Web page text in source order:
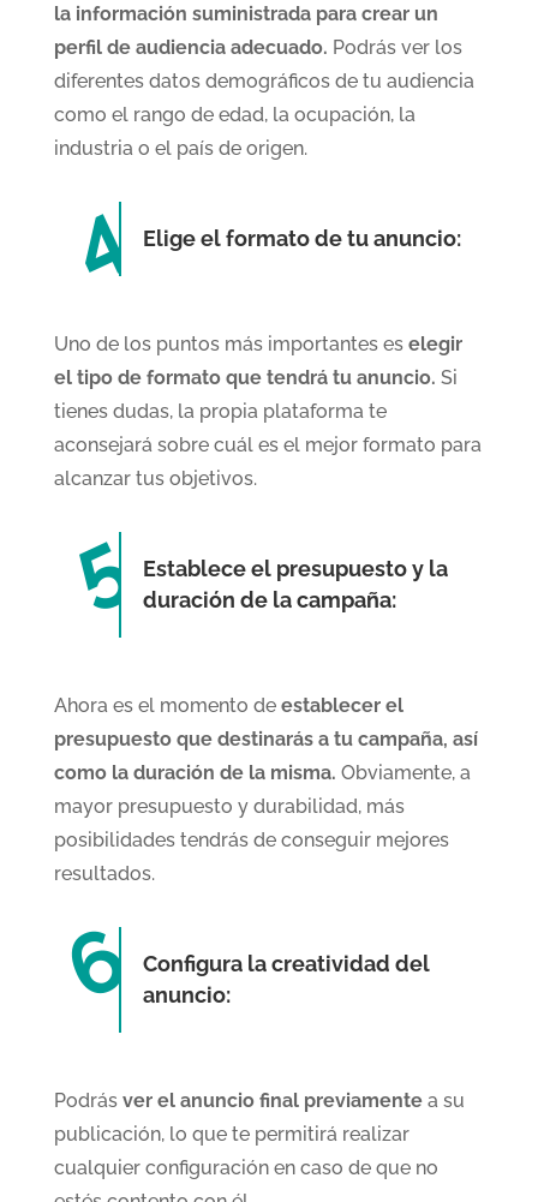
la información suministrada para crear un
perfil de audiencia adecuado. Podrás ver los
diferentes datos demográficos de tu audiencia
como el rango de edad, la ocupación, la
industria o el país de origen.
Elige el formato de tu anuncio:
Uno de los puntos más importantes es elegir
el tipo de formato que tendrá tu anuncio. Si
tienes dudas, la propia plataforma te
aconsejará sobre cuál es el mejor formato para
alcanzar tus objetivos.
Establece el presupuesto y la
duración de la campaña:
Ahora es el momento de establecer el
presupuesto que destinarás a tu campaña, así
como la duración de la misma. Obviamente, a
mayor presupuesto y durabilidad, más
posibilidades tendrás de conseguir mejores
resultados.
Configura la creatividad del
anuncio:
Podrás ver el anuncio final previamentea su
publicación, lo que te permitirá realizar
cualquier configuración en caso de que no